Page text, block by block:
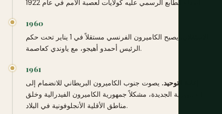
1960
يصبح الكاميرون الفرنسي مستقلاً في 1 يناير تحت حكم
الرئيس أحمدو أهيجو، مع ياوندي كعاصمة.
1961
إعادة التوحيد. يصوت جنوب الكاميرون البريطاني للانضمام إلى
الجمهورية الجديدة، مشكلاً جمهورية الكاميرون الفيدرالية وخلق
مناطق الأقلية الأنجلوفونية في البلاد.